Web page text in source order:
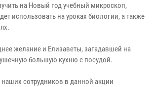
на Новый год учебный микроскоп,
использовать на уроках биологии, а также
желание и Елизаветы, загадавшей на
большую кухню с посудой.
наших сотрудников в данной акции